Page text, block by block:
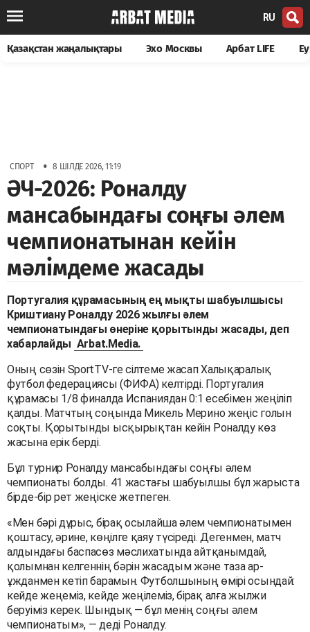
RU
Қазақстан жаңалықтары Эхо Москвы Арбат LIFE
СПОРТ • 8 ШІЛДЕ 2026, 11:19
ӘЧ-2026: Роналду
мансабындағы соңғы әлем
чемпионатынан кейін
мәлімдеме жасады
Португалия құрамасының ең мықты шабуылшысы
Криштиану Роналду 2026 жылғы әлем
чемпионатындағы өнеріне қорытынды жасады, деп
хабарлайды Arbat.Media.
Оның сөзін SportTV-ге сілтеме жасап Халықаралық
футбол федерациясы (ФИФА) келтірді. Португалия
құрамасы 1/8 финалда Испаниядан 0:1 есебімен жеңіліп
қалды. Матчтың соңында Микель Мерино жеңіс голын
соқты. Қорытынды ысқырықтан кейін Роналду көз
жасына ерік берді.
Бұл турнир Роналду мансабындағы соңғы әлем
чемпионаты болды. 41 жастағы шабуылшы бұл жарыста
бірде-бір рет жеңіске жетпеген.
«Мен бәрі дұрыс, бірақ осылайша әлем чемпионатымен
қоштасу, әрине, көңілге қаяу түсіреді. Дегенмен, матч
алдындағы баспасөз мәслихатында айтқанымдай,
қолымнан келгеннің бәрін жасадым және таза ар-
ұжданмен кетіп барамын. Футболшының өмірі осындай:
кейде жеңеміз, кейде жеңілеміз, бірақ алға жылжи
беруіміз керек. Шындық — бұл менің соңғы әлем
чемпионатым», — деді Роналду.